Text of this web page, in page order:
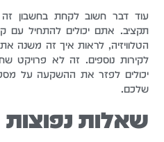
עוד דבר חשוב לקחת בחשבון
תקציב. אתם יכולים להתחיל עם
הטלוויזיה, לראות איך זה משנה
לקירות נוספים. זה לא פרויקט
יכולים לפזר את ההשקעה על
שלכם.
שאלות נפוצות